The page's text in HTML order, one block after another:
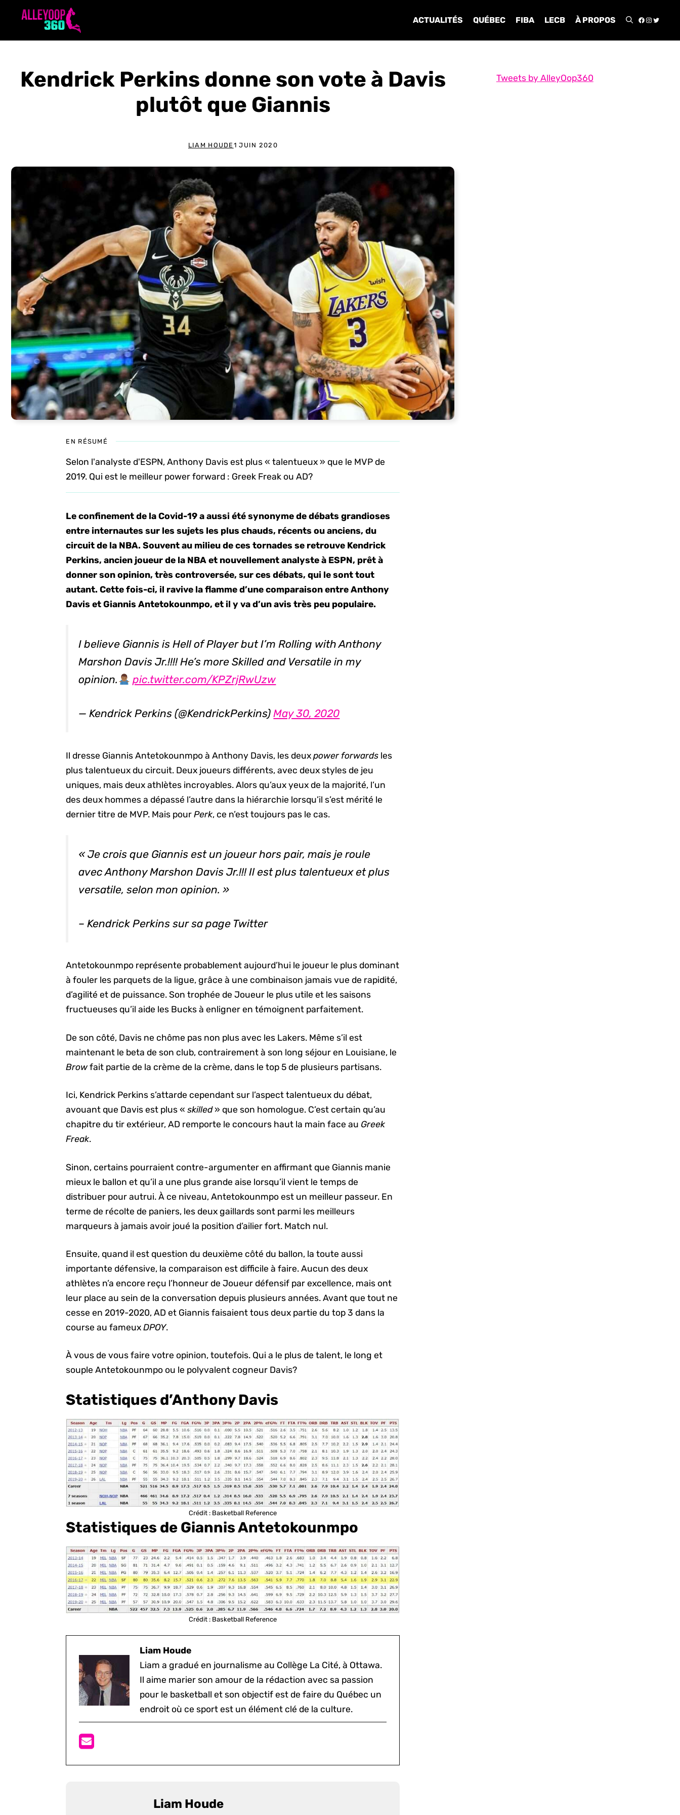
ACTUALITÉS QUÉBEC FIBA LECB À PROPOS
Kendrick Perkins donne son vote à Davis
plutôt que Giannis
LIAM HOUDE 1 JUIN 2020
EN RÉSUMÉ
Selon l'analyste d'ESPN, Anthony Davis est plus « talentueux » que le MVP de
2019. Qui est le meilleur power forward : Greek Freak ou AD?
Le confinement de la Covid-19 a aussi été synonyme de débats grandioses
entre internautes sur les sujets les plus chauds, récents ou anciens, du
circuit de la NBA. Souvent au milieu de ces tornades se retrouve Kendrick
Perkins, ancien joueur de la NBA et nouvellement analyste à ESPN, prêt à
donner son opinion, très controversée, sur ces débats, qui le sont tout
autant. Cette fois-ci, il ravive la flamme d’une comparaison entre Anthony
Davis et Giannis Antetokounmpo, et il y va d’un avis très peu populaire.
I believe Giannis is Hell of Player but I’m Rolling with Anthony
Marshon Davis Jr.!!!! He’s more Skilled and Versatile in my
opinion.
pic.twitter.com/KPZrjRwUzw
— Kendrick Perkins (@KendrickPerkins)May 30, 2020
Il dresse Giannis Antetokounmpo à Anthony Davis, les deuxpower forwards les
plus talentueux du circuit. Deux joueurs différents, avec deux styles de jeu
uniques, mais deux athlètes incroyables. Alors qu’aux yeux de la majorité, l’un
des deux hommes a dépassé l’autre dans la hiérarchie lorsqu’il s’est mérité le
dernier titre de MVP. Mais pourPerk, ce n’est toujours pas le cas.
« Je crois que Giannis est un joueur hors pair, mais je roule
avec Anthony Marshon Davis Jr.!!! Il est plus talentueux et plus
versatile, selon mon opinion. »
– Kendrick Perkins sur sa page Twitter
Antetokounmpo représente probablement aujourd’hui le joueur le plus dominant
à fouler les parquets de la ligue, grâce à une combinaison jamais vue de rapidité,
d’agilité et de puissance. Son trophée de Joueur le plus utile et les saisons
fructueuses qu’il aide les Bucks à enligner en témoignent parfaitement.
De son côté, Davis ne chôme pas non plus avec les Lakers. Même s’il est
maintenant le beta de son club, contrairement à son long séjour en Louisiane, le
Browfait partie de la crème de la crème, dans le top 5 de plusieurs partisans.
Ici, Kendrick Perkins s’attarde cependant sur l’aspect talentueux du débat,
avouant que Davis est plus «skilled» que son homologue. C’est certain qu’au
chapitre du tir extérieur, AD remporte le concours haut la main face au Greek
Freak.
Sinon, certains pourraient contre-argumenter en affirmant que Giannis manie
mieux le ballon et qu’il a une plus grande aise lorsqu’il vient le temps de
distribuer pour autrui. À ce niveau, Antetokounmpo est un meilleur passeur. En
terme de récolte de paniers, les deux gaillards sont parmi les meilleurs
marqueurs à jamais avoir joué la position d’ailier fort. Match nul.
Ensuite, quand il est question du deuxième côté du ballon, la toute aussi
importante défensive, la comparaison est difficile à faire. Aucun des deux
athlètes n’a encore reçu l’honneur de Joueur défensif par excellence, mais ont
leur place au sein de la conversation depuis plusieurs années. Avant que tout ne
cesse en 2019-2020, AD et Giannis faisaient tous deux partie du top 3 dans la
course au fameuxDPOY.
À vous de vous faire votre opinion, toutefois. Qui a le plus de talent, le long et
souple Antetokounmpo ou le polyvalent cogneur Davis?
Statistiques d’Anthony Davis
Crédit : Basketball Reference
Statistiques de Giannis Antetokounmpo
Crédit : Basketball Reference
Liam Houde
Liam a gradué en journalisme au Collège La Cité, à Ottawa.
Il aime marier son amour de la rédaction avec sa passion
pour le basketball et son objectif est de faire du Québec un
endroit où ce sport est un élément clé de la culture.
Liam Houde
Tweets by AlleyOop360